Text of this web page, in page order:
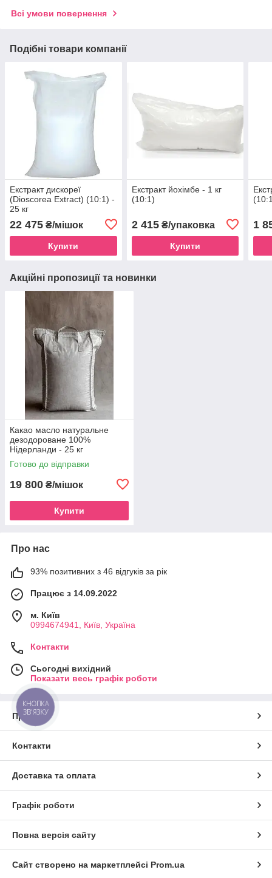
Всі умови повернення
Подібні товари компанії
Екстракт дискореї
(Dioscorea Extract) (10:1) -
25 кг
22 475 ₴/мішок
Купити
Екстракт йохімбе - 1 кг
(10:1)
2 415₴/упаковка
Купити
1
Акційні пропозиції та новинки
Какао масло натуральне
дезодороване 100%
Нідерланди - 25 кг
Готово до відправки
19 800 ₴/мішок
Купити
Про нас
93% позитивних з 46 відгуків за рік
Працює з 14.09.2022
м. Київ
0994674941, Київ, Україна
Контакти
Сьогодні вихідний
Показати весь графік роботи
Про нас
Контакти
Доставка та оплата
Графік роботи
Повна версія сайту
Сайт створено на маркетплейсі Prom.ua
КНОПКА
ЗВ'ЯЗКУ